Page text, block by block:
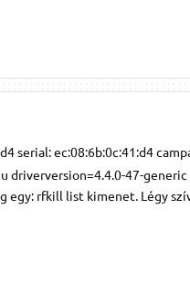
serial: ec:08:6b:0c:41:d4
driverversion=4.4.0-47-generic
egy: rfkill list kimenet. Légy